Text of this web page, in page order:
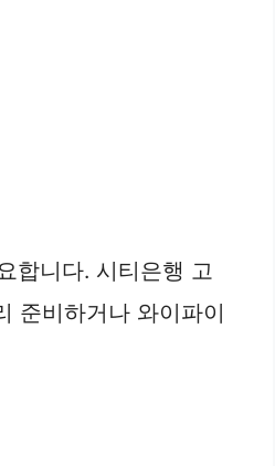
합니다. 시티은행 고
준비하거나 와이파이